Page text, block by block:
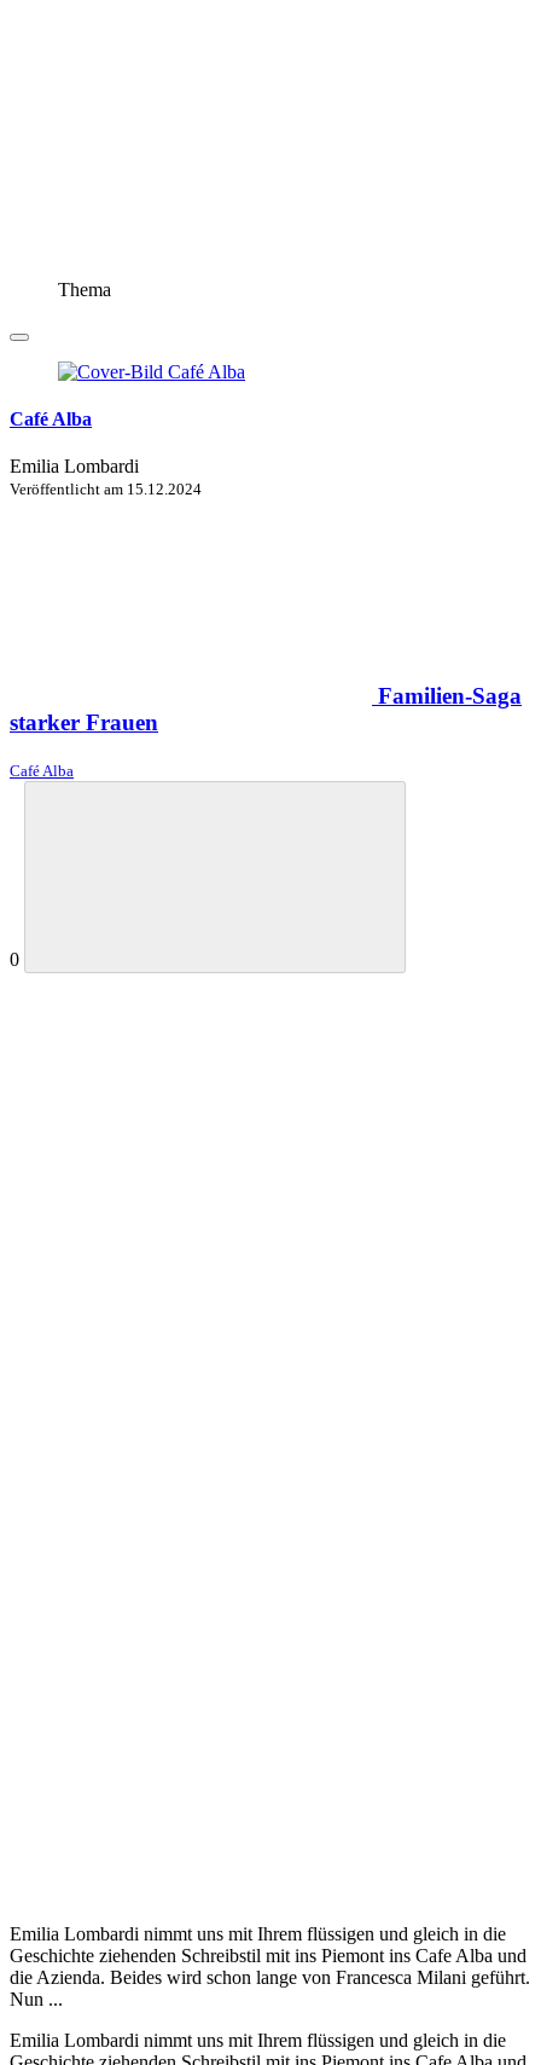
Thema
Café Alba
Emilia Lombardi
Veröffentlicht am 15.12.2024
Familien-Saga
starker Frauen
Café Alba
0
Emilia Lombardi nimmt uns mit Ihrem flüssigen und gleich in die
Geschichte ziehenden Schreibstil mit ins Piemont ins Cafe Alba und
die Azienda. Beides wird schon lange von Francesca Milani geführt.
Nun ...
Emilia Lombardi nimmt uns mit Ihrem flüssigen und gleich in die